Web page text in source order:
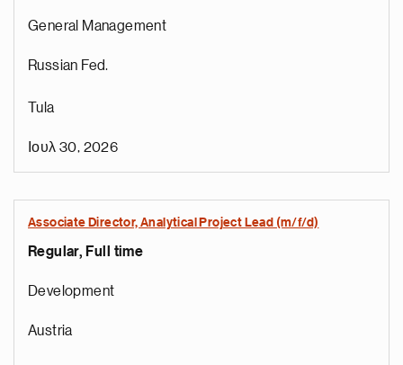
General Management
Russian Fed.
Tula
Ιουλ 30, 2026
Associate Director, Analytical Project Lead (m/f/d)
Regular, Full time
Development
Austria